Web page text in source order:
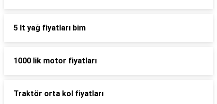
5 lt yağ fiyatları bim
1000 lik motor fiyatları
Traktör orta kol fiyatları